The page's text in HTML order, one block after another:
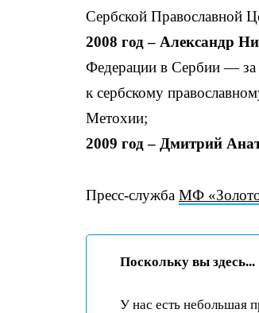
Сербской Православной
2008 год – Александр
Федерации в Сербии — за
к сербскому
Метохии;
2009 год – Дмитрий
Пресс-служба МФ
Поскольку вы здесь...
У нас есть небольшая